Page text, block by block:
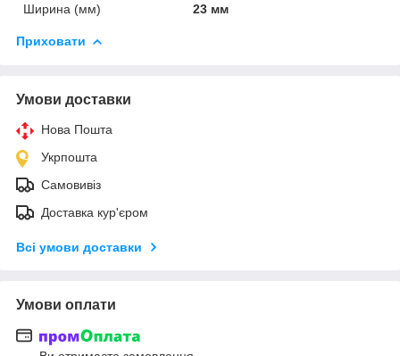
Ширина (мм) 23 мм
Приховати
Умови доставки
Нова Пошта
Укрпошта
Самовивіз
Доставка кур'єром
Всі умови доставки
Умови оплати